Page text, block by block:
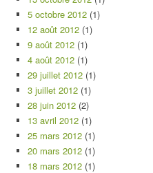
5 octobre 2012 (1)
12 août 2012 (1)
9 août 2012 (1)
4 août 2012 (1)
29 juillet 2012 (1)
3 juillet 2012 (1)
28 juin 2012 (2)
13 avril 2012 (1)
25 mars 2012 (1)
20 mars 2012 (1)
18 mars 2012 (1)